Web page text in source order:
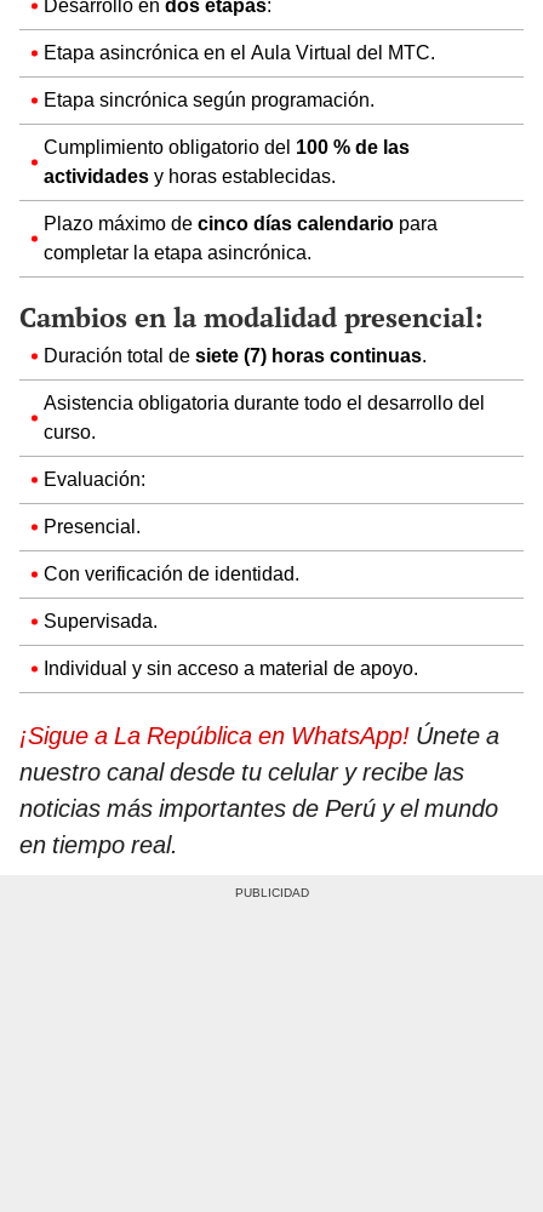
Desarrollo en dos etapas:
Etapa asincrónica en el Aula Virtual del MTC.
Etapa sincrónica según programación.
Cumplimiento obligatorio del 100 % de las
actividades y horas establecidas.
Plazo máximo de cinco días calendario para
completar la etapa asincrónica.
Cambios en la modalidad presencial:
Duración total de siete (7) horas continuas.
Asistencia obligatoria durante todo el desarrollo del
curso.
Evaluación:
Presencial.
Con verificación de identidad.
Supervisada.
Individual y sin acceso a material de apoyo.
¡Sigue a La República en WhatsApp! Únete a
nuestro canal desde tu celular y recibe las
noticias más importantes de Perú y el mundo
en tiempo real.